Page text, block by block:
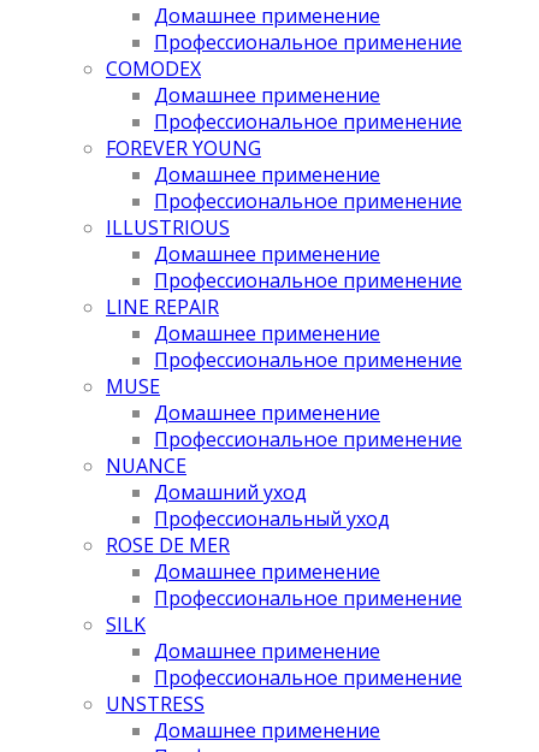
Домашнее применение
Профессиональное применение
COMODEX
Домашнее применение
Профессиональное применение
FOREVER YOUNG
Домашнее применение
Профессиональное применение
ILLUSTRIOUS
Домашнее применение
Профессиональное применение
LINE REPAIR
Домашнее применение
Профессиональное применение
MUSE
Домашнее применение
Профессиональное применение
NUANCE
Домашний уход
Профессиональный уход
ROSE DE MER
Домашнее применение
Профессиональное применение
SILK
Домашнее применение
Профессиональное применение
UNSTRESS
Домашнее применение